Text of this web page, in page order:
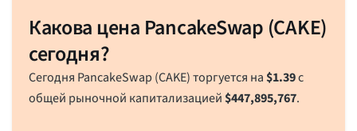
Какова цена PancakeSwap (CAKE)
сегодня?
Сегодня PancakeSwap (CAKE) торгуется на$1.39с
общей рыночной капитализацией$447,895,767.